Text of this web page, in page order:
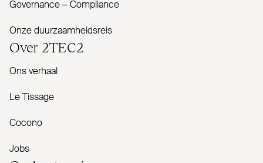
Governance – Com­pliance
Onze duurzaamheidsreis
Over 2TEC2
Ons verhaal
Le Tissage
Cocono
Jobs